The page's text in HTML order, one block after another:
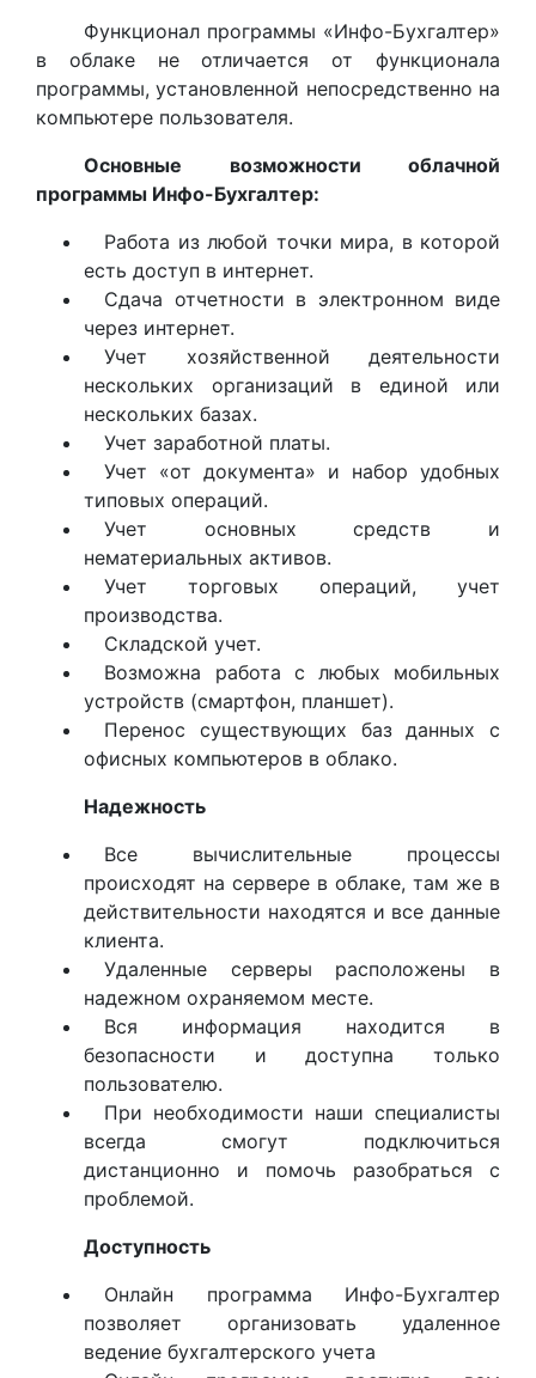
Функционал программы «Инфо-Бухгалтер»
в облаке не отличается от функционала
программы, установленной непосредственно на
компьютере пользователя.
Основные возможности облачной
программы Инфо-Бухгалтер:
Работа из любой точки мира, в которой
есть доступ в интернет.
Сдача отчетности в электронном виде
через интернет.
Учет хозяйственной деятельности
нескольких организаций в единой или
нескольких базах.
Учет заработной платы.
Учет «от документа» и набор удобных
типовых операций.
Учет основных средств и
нематериальных активов.
Учет торговых операций, учет
производства.
Складской учет.
Возможна работа с любых мобильных
устройств (смартфон, планшет).
Перенос существующих баз данных с
офисных компьютеров в облако.
Надежность
Все вычислительные процессы
происходят на сервере в облаке, там же в
действительности находятся и все данные
клиента.
Удаленные серверы расположены в
надежном охраняемом месте.
Вся информация находится в
безопасности и доступна только
пользователю.
При необходимости наши специалисты
всегда смогут подключиться
дистанционно и помочь разобраться с
проблемой.
Доступность
Онлайн программа Инфо-Бухгалтер
позволяет организовать удаленное
ведение бухгалтерского учета